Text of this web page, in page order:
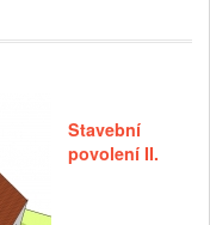
Stavební
povolení II.